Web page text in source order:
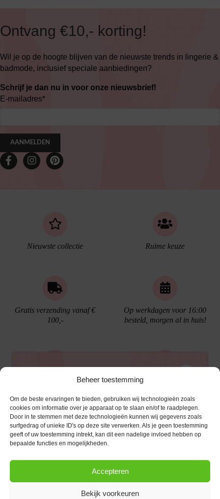
Beheer toestemming
Om de beste ervaringen te bieden, gebruiken wij technologieën zoals
cookies om informatie over je apparaat op te slaan en/of te raadplegen.
Door in te stemmen met deze technologieën kunnen wij gegevens zoals
surfgedrag of unieke ID's op deze site verwerken. Als je geen toestemming
geeft of uw toestemming intrekt, kan dit een nadelige invloed hebben op
bepaalde functies en mogelijkheden.
Accepteren
Bekijk voorkeuren
Ontvang €10,- korting!
Wil je op de hoogte blijven van de nieuwste trends in lingerie &
badmode, inclusief speciale aanbiedingen?
Schrijf je dan nu in voor onze nieuwsbrief!
E-mailadres*
AANMELDEN
Nieuwste collectie Ruime keuze
Gratis verzending vanaf €
100,-
Op werkdagen voor 16:00
besteld, morgen al in huis!
Gratis cadeau verpakking
KLANTENSERVICE
Klantenservice
OPENINGSTIJDEN
Ontvang €10,- korting
Schrijf je in voor de nieuwsbrief en ontvang een
kortingscode van €10,- op je volgende bestelling.
E-mailadres*